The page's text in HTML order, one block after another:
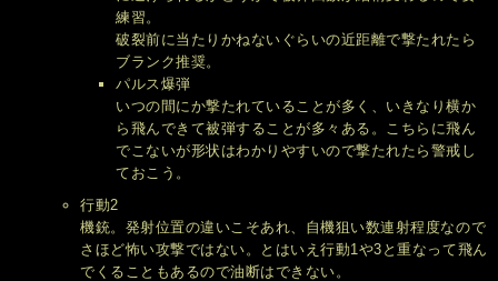
練習。
破裂前に当たりかねないぐらいの近距離で撃たれたら
ブランク推奨。
パルス爆弾
いつの間にか撃たれていることが多く、いきなり横か
ら飛んできて被弾することが多々ある。こちらに飛ん
でこないが形状はわかりやすいので撃たれたら警戒し
ておこう。
行動2
機銃。発射位置の違いこそあれ、自機狙い数連射程度なので
さほど怖い攻撃ではない。とはいえ行動1や3と重なって飛ん
でくることもあるので油断はできない。